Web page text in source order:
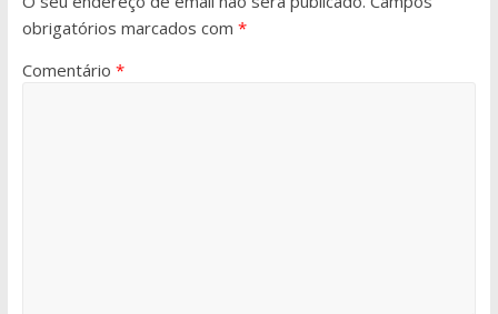
obrigatórios marcados com *
Comentário *